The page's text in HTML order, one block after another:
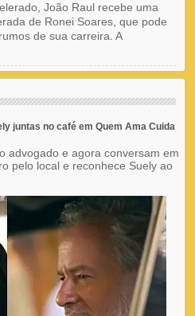
João Raul recebe uma
de Ronei Soares, que pode
de sua carreira. A
juntas no café em Quem Ama Cuida
advogado e agora conversam em
pelo local e reconhece Suely ao